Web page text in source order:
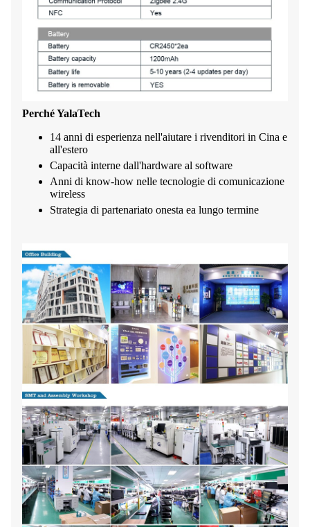
Perché YalaTech
14 anni di esperienza nell'aiutare i rivenditori in Cina e
all'estero
Capacità interne dall'hardware al software
Anni di know-how nelle tecnologie di comunicazione
wireless
Strategia di partenariato onesta ea lungo termine